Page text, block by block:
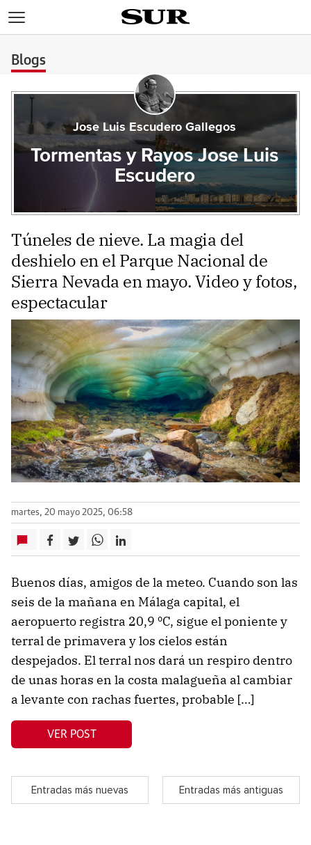
Blogs
Jose Luis Escudero Gallegos
Tormentas y Rayos Jose Luis
Escudero
Túneles de nieve. La magia del
deshielo en el Parque Nacional de
Sierra Nevada en mayo. Video y fotos,
espectacular
martes, 20 mayo 2025, 06:58
Buenos días, amigos de la meteo. Cuando son las
seis de la mañana en Málaga capital, el
aeropuerto registra 20,9 ºC, sigue el poniente y
terral de primavera y los cielos están
despejados. El terral nos dará un respiro dentro
de unas horas en la costa malagueña al cambiar
a levante con rachas fuertes, probable […]
VER POST
Entradas más nuevas Entradas más antiguas